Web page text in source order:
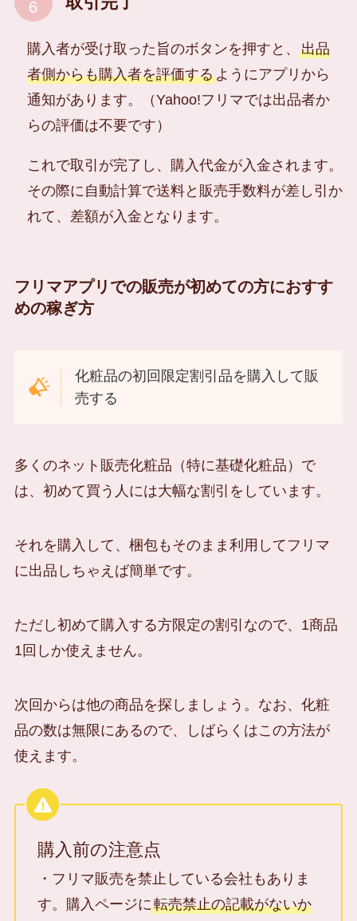
購入者が受け取った旨のボタンを押すと、 出品
者側からも購入者を評価するようにアプリから
通知があります。（Yahoo!フリマでは出品者か
らの評価は不要です）
これで取引が完了し、購入代金が入金されます。
その際に自動計算で送料と販売手数料が差し引か
れて、差額が入金となります。
フリマアプリでの販売が初めての方におすす
めの稼ぎ方
化粧品の初回限定割引品を購入して販
売する
多くのネット販売化粧品（特に基礎化粧品）で
は、初めて買う人には大幅な割引をしています。
それを購入して、梱包もそのまま利用してフリマ
に出品しちゃえば簡単です。
ただし初めて購入する方限定の割引なので、1商品
1回しか使えません。
次回からは他の商品を探しましょう。なお、化粧
品の数は無限にあるので、しばらくはこの方法が
使えます。
購入前の注意点
・フリマ販売を禁止している会社もありま
す。購入ページに転売禁止の記載がないか